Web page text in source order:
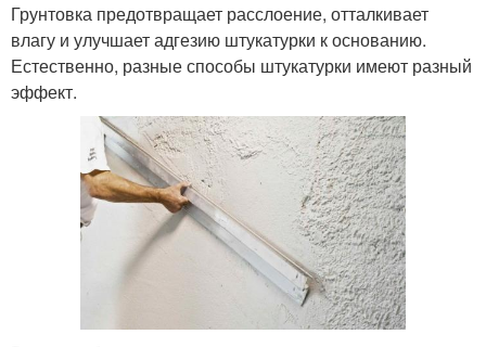
Грунтовка предотвращает расслоение, отталкивает
влагу и улучшает адгезию штукатурки к основанию.
Естественно, разные способы штукатурки имеют разный
эффект.